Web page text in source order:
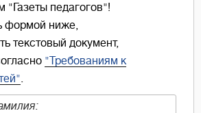
"Газеты педагогов"!
формой ниже,
текстовый документ,
"Требованиям к